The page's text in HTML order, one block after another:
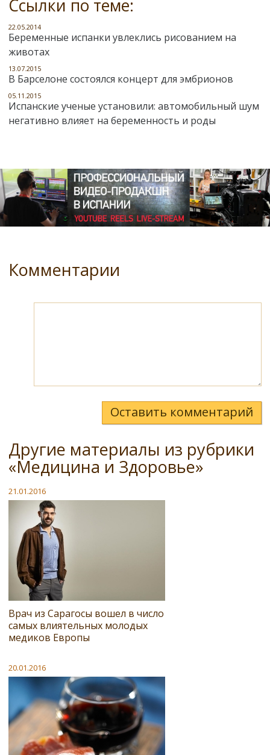
Ссылки по теме:
22.05.2014
Беременные испанки увлеклись рисованием на
животах
13.07.2015
В Барселоне состоялся концерт для эмбрионов
05.11.2015
Испанские ученые установили: автомобильный шум
негативно влияет на беременность и роды
Комментарии
Оставить комментарий
Другие материалы из рубрики
«Медицина и Здоровье»
21.01.2016
Врач из Сарагосы вошел в число
самых влиятельных молодых
медиков Европы
20.01.2016